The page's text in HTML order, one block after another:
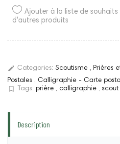
Ajouter à la liste de souhaits
d'autres produits
edit Categories: Scoutisme , Prières
Postales , Calligraphie - Carte
bookmark_border Tags: prière , calligraphie , scout
Description